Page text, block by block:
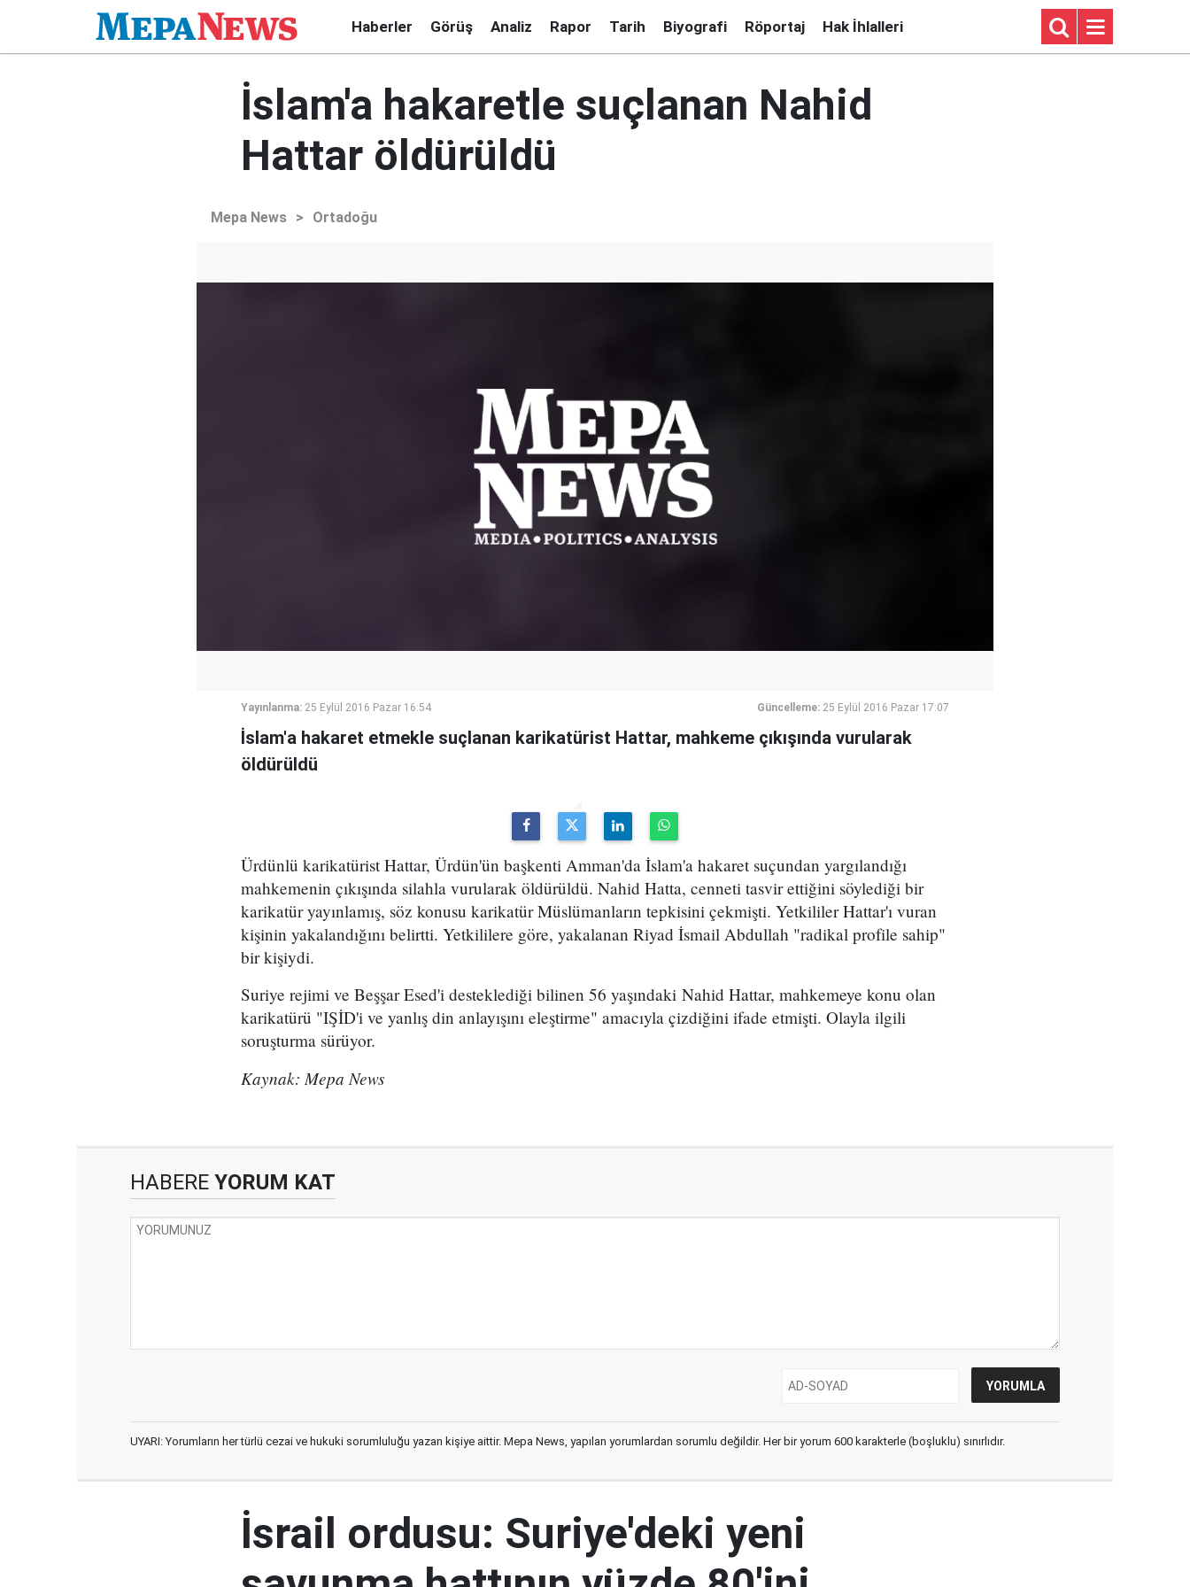
Haberler Görüş Analiz Rapor Tarih Biyografi Röportaj Hak İhlalleri
İslam'a hakaretle suçlanan Nahid
Hattar öldürüldü
Mepa News > Ortadoğu
Yayınlanma: 25 Eylül 2016 Pazar 16:54 Güncelleme: 25 Eylül 2016 Pazar 17:07
İslam'a hakaret etmekle suçlanan karikatürist Hattar, mahkeme çıkışında vurularak
öldürüldü
Ürdünlü karikatürist Hattar, Ürdün'ün başkenti Amman'da İslam'a hakaret suçundan yargılandığı
mahkemenin çıkışında silahla vurularak öldürüldü. Nahid Hatta, cenneti tasvir ettiğini söylediği bir
karikatür yayınlamış, söz konusu karikatür Müslümanların tepkisini çekmişti. Yetkililer Hattar'ı vuran
kişinin yakalandığını belirtti. Yetkililere göre, yakalanan Riyad İsmail Abdullah "radikal profile sahip"
bir kişiydi.
Suriye rejimi ve Beşşar Esed'i desteklediği bilinen 56 yaşındaki Nahid Hattar, mahkemeye konu olan
karikatürü "IŞİD'i ve yanlış din anlayışını eleştirme" amacıyla çizdiğini ifade etmişti. Olayla ilgili
soruşturma sürüyor.
Kaynak: Mepa News
HABERE YORUM KAT
UYARI: Yorumların her türlü cezai ve hukuki sorumluluğu yazan kişiye aittir. Mepa News, yapılan yorumlardan sorumlu değildir. Her bir yorum 600 karakterle (boşluklu) sınırlıdır.
İsrail ordusu: Suriye'deki yeni